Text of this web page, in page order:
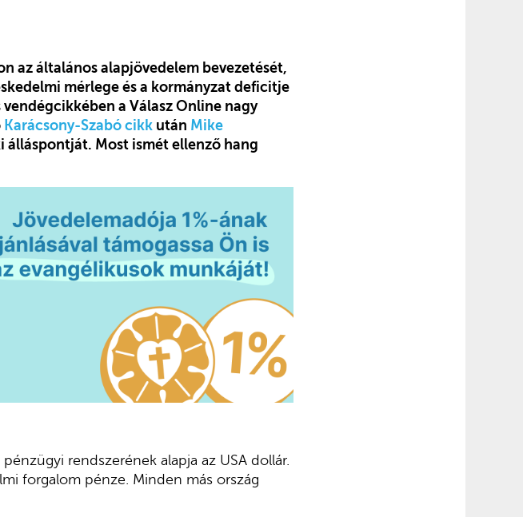
az általános alapjövedelem bevezetését,
mérlege és a kormányzat deficitje
a Válasz Online nagy
Karácsony-Szabó cikk után Mike
álláspontját. Most ismét ellenző hang
rendszerének alapja az USA dollár.
forgalom pénze. Minden más ország